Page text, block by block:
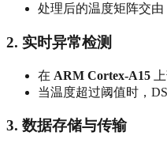
处理后的温度矩阵交由
2. 实时异常检测
在 ARM Cortex‑A15
当温度超过阈值时，
3. 数据存储与传输